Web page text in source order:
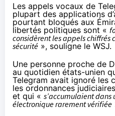
Les appels vocaux de
plupart des applications
pourtant bloqués aux
libertés politiques sont «
considèrent les appels chiffrés
sécurité », souligne le WSJ.
Une personne proche de
au quotidien états-unien
Telegram avait ignoré les
les ordonnances
et qui « s’accumulaient
électronique rarement vérifiée